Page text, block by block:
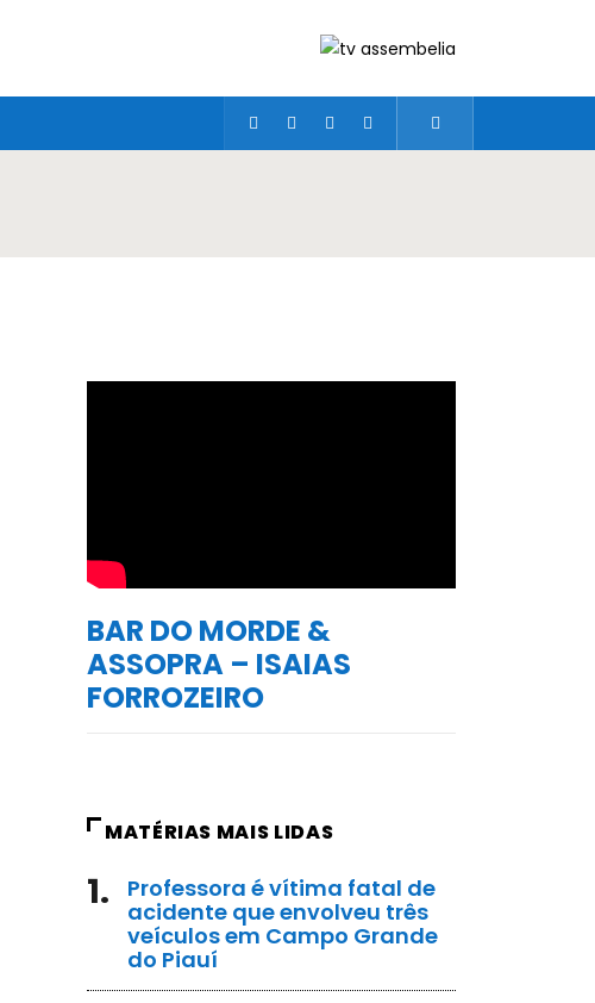
BAR DO MORDE &
ASSOPRA – ISAIAS
FORROZEIRO
MATÉRIAS MAIS LIDAS
1.
Professora é vítima fatal de
acidente que envolveu três
veículos em Campo Grande
do Piauí